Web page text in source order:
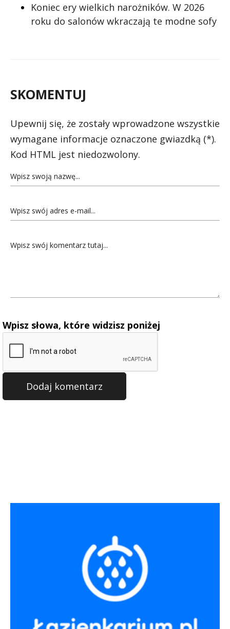
Koniec ery wielkich narożników. W 2026
roku do salonów wkraczają te modne sofy
SKOMENTUJ
Upewnij się, że zostały wprowadzone wszystkie
wymagane informacje oznaczone gwiazdką (*).
Kod HTML jest niedozwolony.
Wpisz słowa, które widzisz poniżej